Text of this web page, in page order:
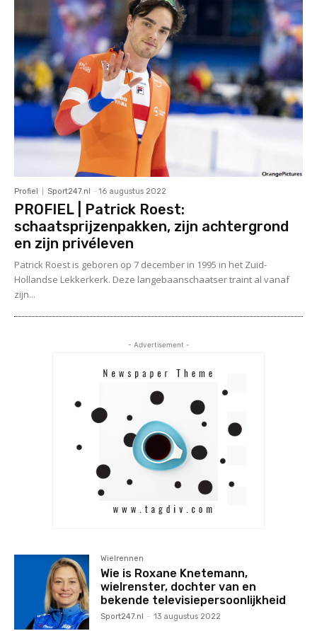
Profiel Sport247.nl - 16 augustus 2022
PROFIEL | Patrick Roest:
schaatsprijzenpakken, zijn achtergrond
en zijn privéleven
Patrick Roest is geboren op 7 december in 1995 in het Zuid-
Hollandse Lekkerkerk. Deze langebaanschaatser traint al vanaf
zijn...
- Advertisement -
Wielrennen
Wie is Roxane Knetemann,
wielrenster, dochter van en
bekende televisiepersoonlijkheid
Sport247.nl - 13 augustus 2022